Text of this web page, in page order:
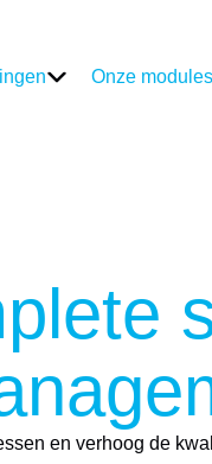
Onze modules
en verhoog de